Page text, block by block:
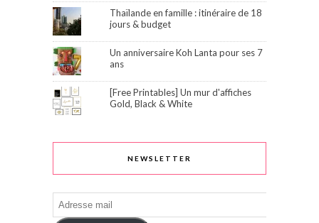
Thaïlande en famille : itinéraire de 18
jours & budget
Un anniversaire Koh Lanta pour ses 7
ans
[Free Printables] Un mur d'affiches
Gold, Black & White
NEWSLETTER
Adresse
mail